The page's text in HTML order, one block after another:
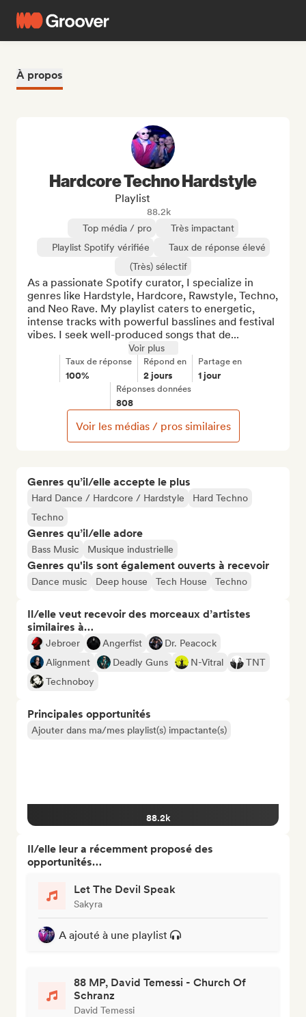
À propos
Genres qu’il/elle accepte le plus
Hard Dance / Hardcore / Hardstyle
Hard Techno
Techno
Genres qu’il/elle adore
Bass Music Musique industrielle
Genres qu'ils sont également ouverts à recevoir
Dance music Deep house Tech House Techno
Il/elle veut recevoir des morceaux d’artistes
similaires à…
Jebroer Angerfist
Dr. Peacock
Alignment
Deadly Guns N-Vitral
TNT
Technoboy
Principales opportunités
Ajouter dans ma/mes playlist(s) impactante(s)
88.2k
Il/elle leur a récemment proposé des
opportunités…
Let The Devil Speak
Sakyra
A ajouté à une playlist
88 MP, David Temessi - Church Of
Schranz
David Temessi
Hardcore Techno Hardstyle
Playlist
88.2k
Top média / pro
Très impactant
Playlist Spotify vérifiée
Taux de réponse élevé
(Très) sélectif
As a passionate Spotify curator, I specialize in
genres like Hardstyle, Hardcore, Rawstyle, Techno,
and Neo Rave. My playlist caters to energetic,
intense tracks with powerful basslines and festival
vibes. I seek well-produced songs that de...
Voir plus
Taux de réponse
100%
Répond en
2 jours
Partage en
1 jour
Réponses données
808
Voir les médias / pros similaires